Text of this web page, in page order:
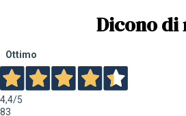
Dicono di
Ottimo
4,4/5
83